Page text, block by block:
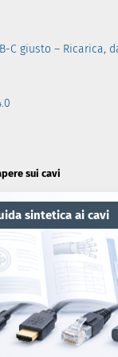
C giusto – Ricarica,
sui cavi
sintetica ai cavi